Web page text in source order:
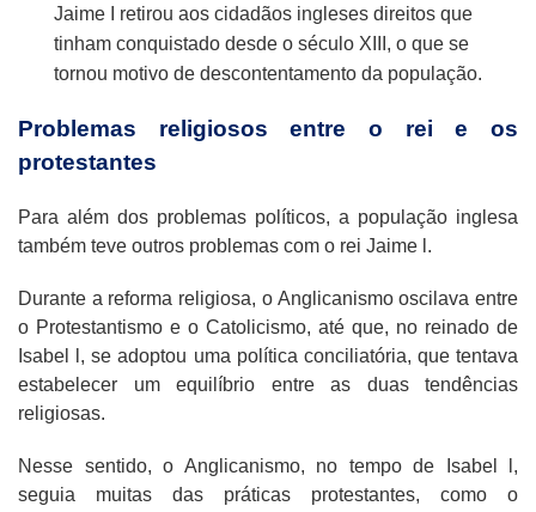
Jaime I retirou aos cidadãos ingleses direitos que
tinham conquistado desde o século XIII, o que se
tornou motivo de descontentamento da população.
Problemas religiosos entre o rei e os
protestantes
Para além dos problemas políticos, a população inglesa
também teve outros problemas com o rei Jaime l.
Durante a reforma religiosa, o Anglicanismo oscilava entre
o Protestantismo e o Catolicismo, até que, no reinado de
Isabel l, se adoptou uma política conciliatória, que tentava
estabelecer um equilíbrio entre as duas tendências
religiosas.
Nesse sentido, o Anglicanismo, no tempo de Isabel l,
seguia muitas das práticas protestantes, como o